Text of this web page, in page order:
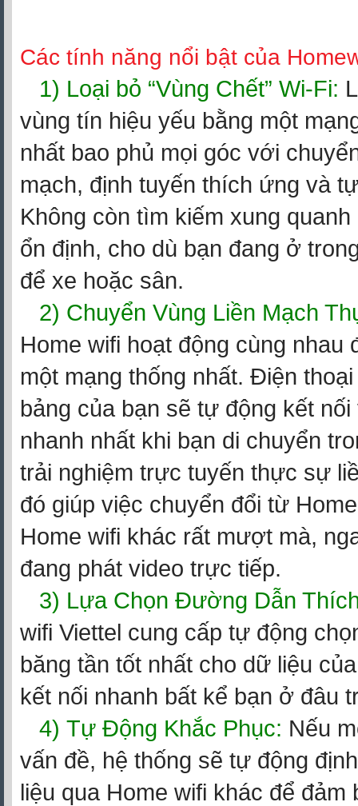
Các tính năng nổi bật của
1) Loại bỏ “Vùng Chết” Wi-Fi:
vùng tín hiệu yếu bằng một
nhất bao phủ mọi góc với
mạch, định tuyến thích ứng và
Không còn tìm kiếm xung
ổn định, cho dù bạn đang ở
để xe hoặc sân.
2) Chuyển Vùng Liền Mạch
Home wifi hoạt động cùng nhau
một mạng thống nhất. Điện
bảng của bạn sẽ tự động kết
nhanh nhất khi bạn di chuyển
trải nghiệm trực tuyến thực sự
đó giúp việc chuyển đổi từ
Home wifi khác rất mượt mà,
đang phát video trực tiếp.
3) Lựa Chọn Đường Dẫn
wifi Viettel cung cấp tự động
băng tần tốt nhất cho dữ liệu
kết nối nhanh bất kể bạn ở đâu
4) Tự Động Khắc Phục: Nếu
vấn đề, hệ thống sẽ tự động
liệu qua Home wifi khác để đảm